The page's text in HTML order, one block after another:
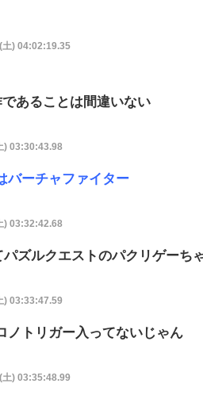
土) 04:02:19.35
あることは間違いない
) 03:30:43.98
バーチャファイター
) 03:32:42.68
ズルクエストのパクリゲーち
) 03:33:47.59
ノトリガー入ってないじゃん
) 03:35:48.99